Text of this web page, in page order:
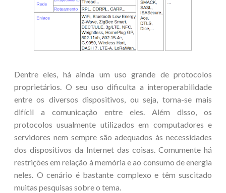
Dentre eles, há ainda um uso grande de protocolos
proprietários. O seu uso dificulta a interoperabilidade
entre os diversos dispositivos, ou seja, torna-se mais
difícil a comunicação entre eles. Além disso, os
protocolos usualmente utilizados em computadores e
servidores nem sempre são adequados às necessidades
dos dispositivos da Internet das coisas. Comumente há
restrições em relação à memória e ao consumo de energia
neles. O cenário é bastante complexo e têm suscitado
muitas pesquisas sobre o tema.